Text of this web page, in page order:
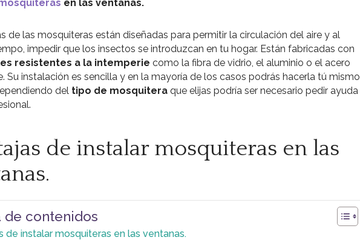
en las ventanas.
de las mosquiteras están diseñadas para permitir la circulación del aire y al
impedir que los insectos se introduzcan en tu hogar. Están fabricadas con
resistentes a la intemperie como la fibra de vidrio, el aluminio o el acero
Su instalación es sencilla y en la mayoría de los casos podrás hacerla tú mismo,
del tipo de mosquitera que elijas podría ser necesario pedir ayuda
de instalar mosquiteras en las
de contenidos
de instalar mosquiteras en las ventanas.